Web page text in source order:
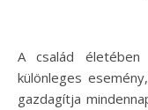
A család életében a legkisebb tag érkezése mindig
különleges
gazdagítja